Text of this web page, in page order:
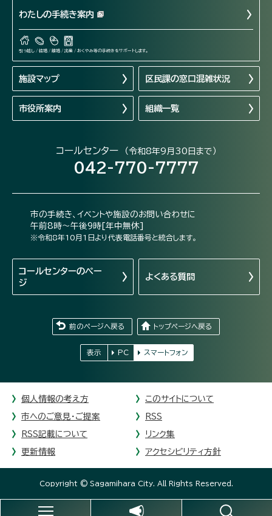
わたしの手続き案内
引っ越し / 結婚 / 離婚 / 出産 / おくやみ等の手続きをサポートします。
施設マップ 区民課の窓口混雑状況
市役所案内 組織一覧
コールセンター （令和8年9月30日まで）
042-770-7777
市の手続き、イベントや施設のお問い合わせに
午前8時～午後9時[年中無休]
※令和8年10月1日より代表電話番号と統合します。
コールセンターのペー
ジ
よくある質問
前のページへ戻る トップページへ戻る
表示 PC スマートフォン
個人情報の考え方 このサイトについて
市へのご意見・ご提案 RSS
RSS記載について リンク集
更新情報 アクセシビリティ方針
Copyright © Sagamihara City. All Rights Reserved.